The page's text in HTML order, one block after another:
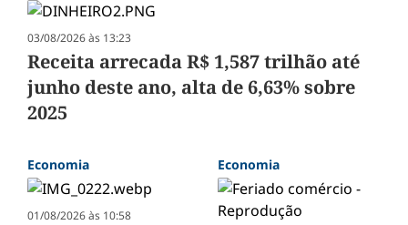
03/08/2026 às 13:23
Receita arrecada R$ 1,587 trilhão até
junho deste ano, alta de 6,63% sobre
2025
Economia
01/08/2026 às 10:58
Economia